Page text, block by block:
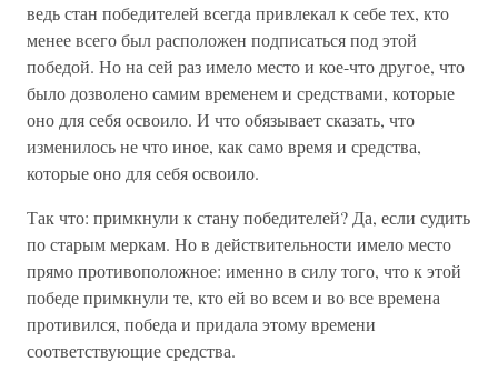
ведь стан победителей всегда привлекал к себе тех, кто
менее всего был расположен подписаться под этой
победой. Но на сей раз имело место и кое-что другое, что
было дозволено самим временем и средствами, которые
оно для себя освоило. И что обязывает сказать, что
изменилось не что иное, как само время и средства,
которые оно для себя освоило.
Так что: примкнули к стану победителей? Да, если судить
по старым меркам. Но в действительности имело место
прямо противоположное: именно в силу того, что к этой
победе примкнули те, кто ей во всем и во все времена
противился, победа и придала этому времени
соответствующие средства.